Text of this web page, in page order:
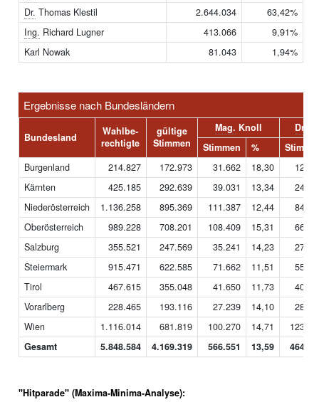
Dr. Thomas Klestil 2.644.034
63,42%
Ing. Richard Lugner 413.066
9,91%
Karl Nowak
81.043 1,94%
Ergebnisse nach Bundesländern
Bundesland
Wahlbe-
rechtigte
gültige
Stimmen
Mag. Knoll Dr.
Stimmen
%
Burgenland
214.827 172.973 31.662 18,30
Kärnten
425.185 292.639 39.031 13,34
Niederösterreich
1.136.258 895.369 111.387 12,44
Oberösterreich
989.228 708.201 108.409 15,31
Salzburg
355.521 247.569 35.241 14,23
Steiermark
915.471 622.585 71.662 11,51
Tirol
467.615 355.048 41.650 11,73
Vorarlberg
228.465 193.116 27.239 14,10
Wien
1.116.014 681.819 100.270 14,71
Gesamt
5.848.584 4.169.319 566.551 13,59
"Hitparade" (Maxima-Minima-Analyse):